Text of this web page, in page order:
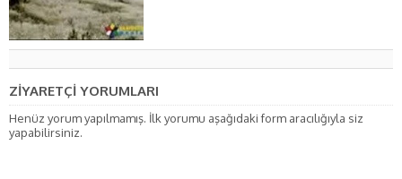
ZİYARETÇİ YORUMLARI
Henüz yorum yapılmamış. İlk yorumu aşağıdaki form aracılığıyla siz
yapabilirsiniz.